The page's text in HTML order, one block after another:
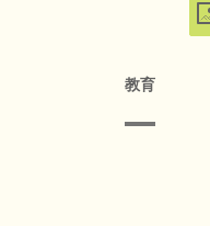
教育